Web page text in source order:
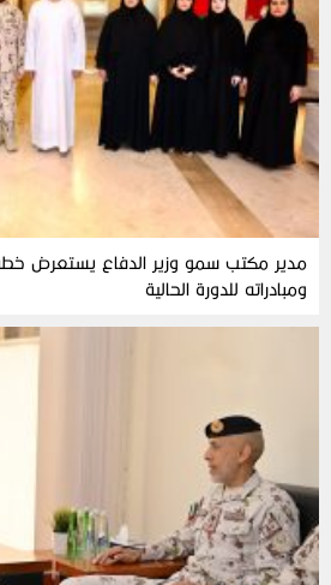
مدير مكتب سمو وزير الدفاع يستعرض
ومبادراته للدورة الحالية